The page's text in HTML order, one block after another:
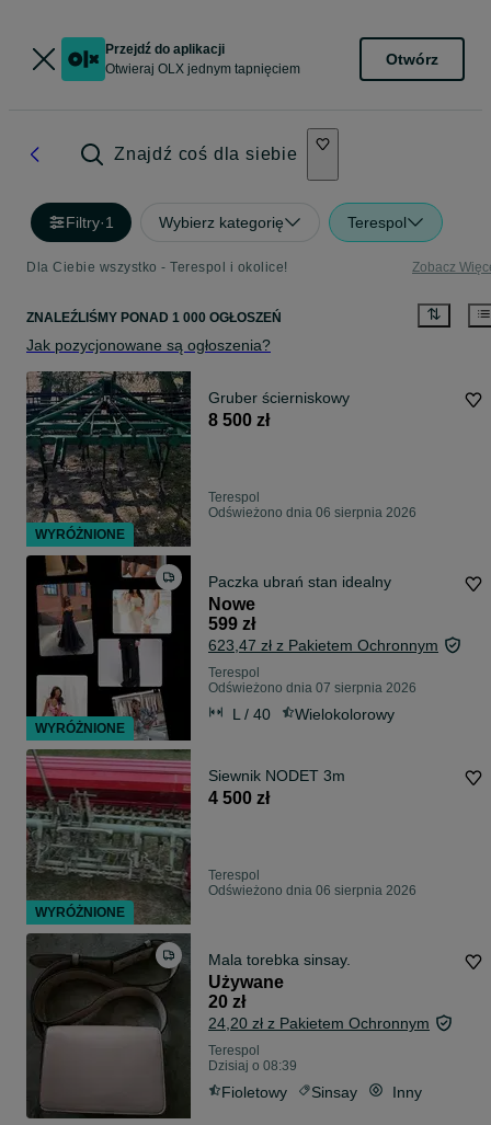
Przejdź do aplikacji
Otwieraj OLX jednym tapnięciem
Otwórz
Znajdź coś dla siebie
Filtry·1 Wybierz kategorię Terespol
Dla Ciebie wszystko - Terespol i okolice! Zobacz
ZNALEŹLIŚMY PONAD 1 000 OGŁOSZEŃ
Jak pozycjonowane są ogłoszenia?
Gruber ścierniskowy
8 500 zł
Terespol
Odświeżono dnia 06 sierpnia 2026
Paczka ubrań stan idealny
Nowe
599 zł
623,47 zł z Pakietem Ochronnym
Terespol
Odświeżono dnia 07 sierpnia 2026
L / 40 Wielokolorowy
Siewnik NODET 3m
4 500 zł
Terespol
Odświeżono dnia 06 sierpnia 2026
Mala torebka sinsay.
Używane
20 zł
24,20 zł z Pakietem Ochronnym
Terespol
Dzisiaj o 08:39
Fioletowy Sinsay Inny
WYRÓŻNIONE
WYRÓŻNIONE
WYRÓŻNIONE